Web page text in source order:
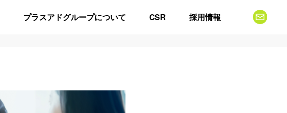
プラスアドグループについて CSR 採用情報